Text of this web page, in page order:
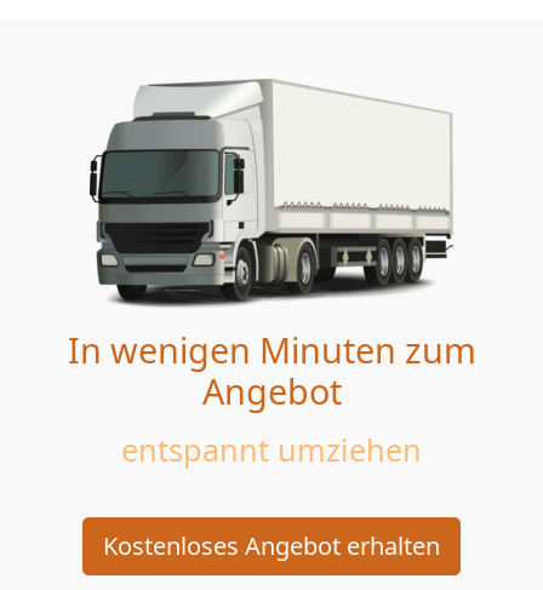
In wenigen Minuten zum
Angebot
entspannt umziehen
Kostenloses Angebot erhalten